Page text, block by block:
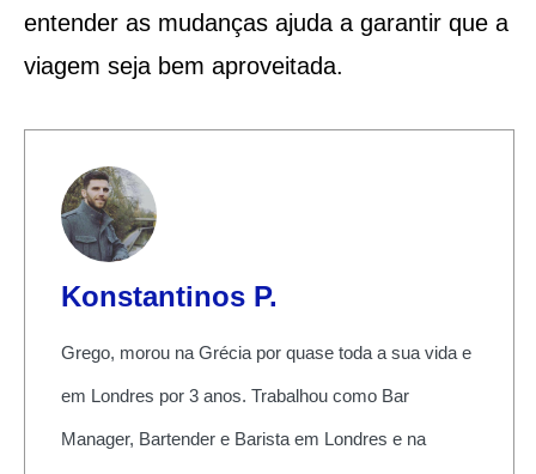
entender as mudanças ajuda a garantir que a
viagem seja bem aproveitada.
Konstantinos P.
Grego, morou na Grécia por quase toda a sua vida e
em Londres por 3 anos. Trabalhou como Bar
Manager, Bartender e Barista em Londres e na